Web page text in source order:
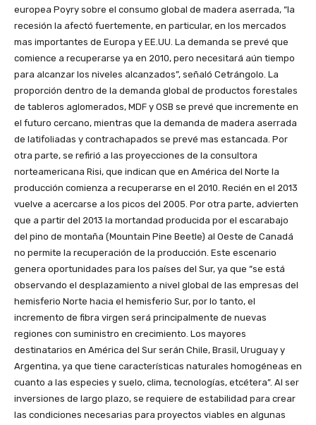
europea Poyry sobre el consumo global de madera aserrada, “la
recesión la afectó fuertemente, en particular, en los mercados
mas importantes de Europa y EE.UU. La demanda se prevé que
comience a recuperarse ya en 2010, pero necesitará aún tiempo
para alcanzar los niveles alcanzados”, señaló Cetrángolo. La
proporción dentro de la demanda global de productos forestales
de tableros aglomerados, MDF y OSB se prevé que incremente en
el futuro cercano, mientras que la demanda de madera aserrada
de latifoliadas y contrachapados se prevé mas estancada. Por
otra parte, se refirió a las proyecciones de la consultora
norteamericana Risi, que indican que en América del Norte la
producción comienza a recuperarse en el 2010. Recién en el 2013
vuelve a acercarse a los picos del 2005. Por otra parte, advierten
que a partir del 2013 la mortandad producida por el escarabajo
del pino de montaña (Mountain Pine Beetle) al Oeste de Canadá
no permite la recuperación de la producción. Este escenario
genera oportunidades para los países del Sur, ya que “se está
observando el desplazamiento a nivel global de las empresas del
hemisferio Norte hacia el hemisferio Sur, por lo tanto, el
incremento de fibra virgen será principalmente de nuevas
regiones con suministro en crecimiento. Los mayores
destinatarios en América del Sur serán Chile, Brasil, Uruguay y
Argentina, ya que tiene características naturales homogéneas en
cuanto a las especies y suelo, clima, tecnologías, etcétera”. Al ser
inversiones de largo plazo, se requiere de estabilidad para crear
las condiciones necesarias para proyectos viables en algunas